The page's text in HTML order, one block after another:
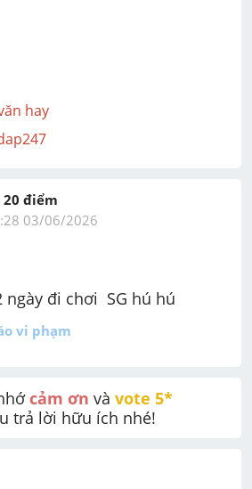
hay
20 điểm
03/06/2026
đi chơi  SG hú hú
vi phạm
cảm ơn và vote 5*
trả lời hữu ích nhé!